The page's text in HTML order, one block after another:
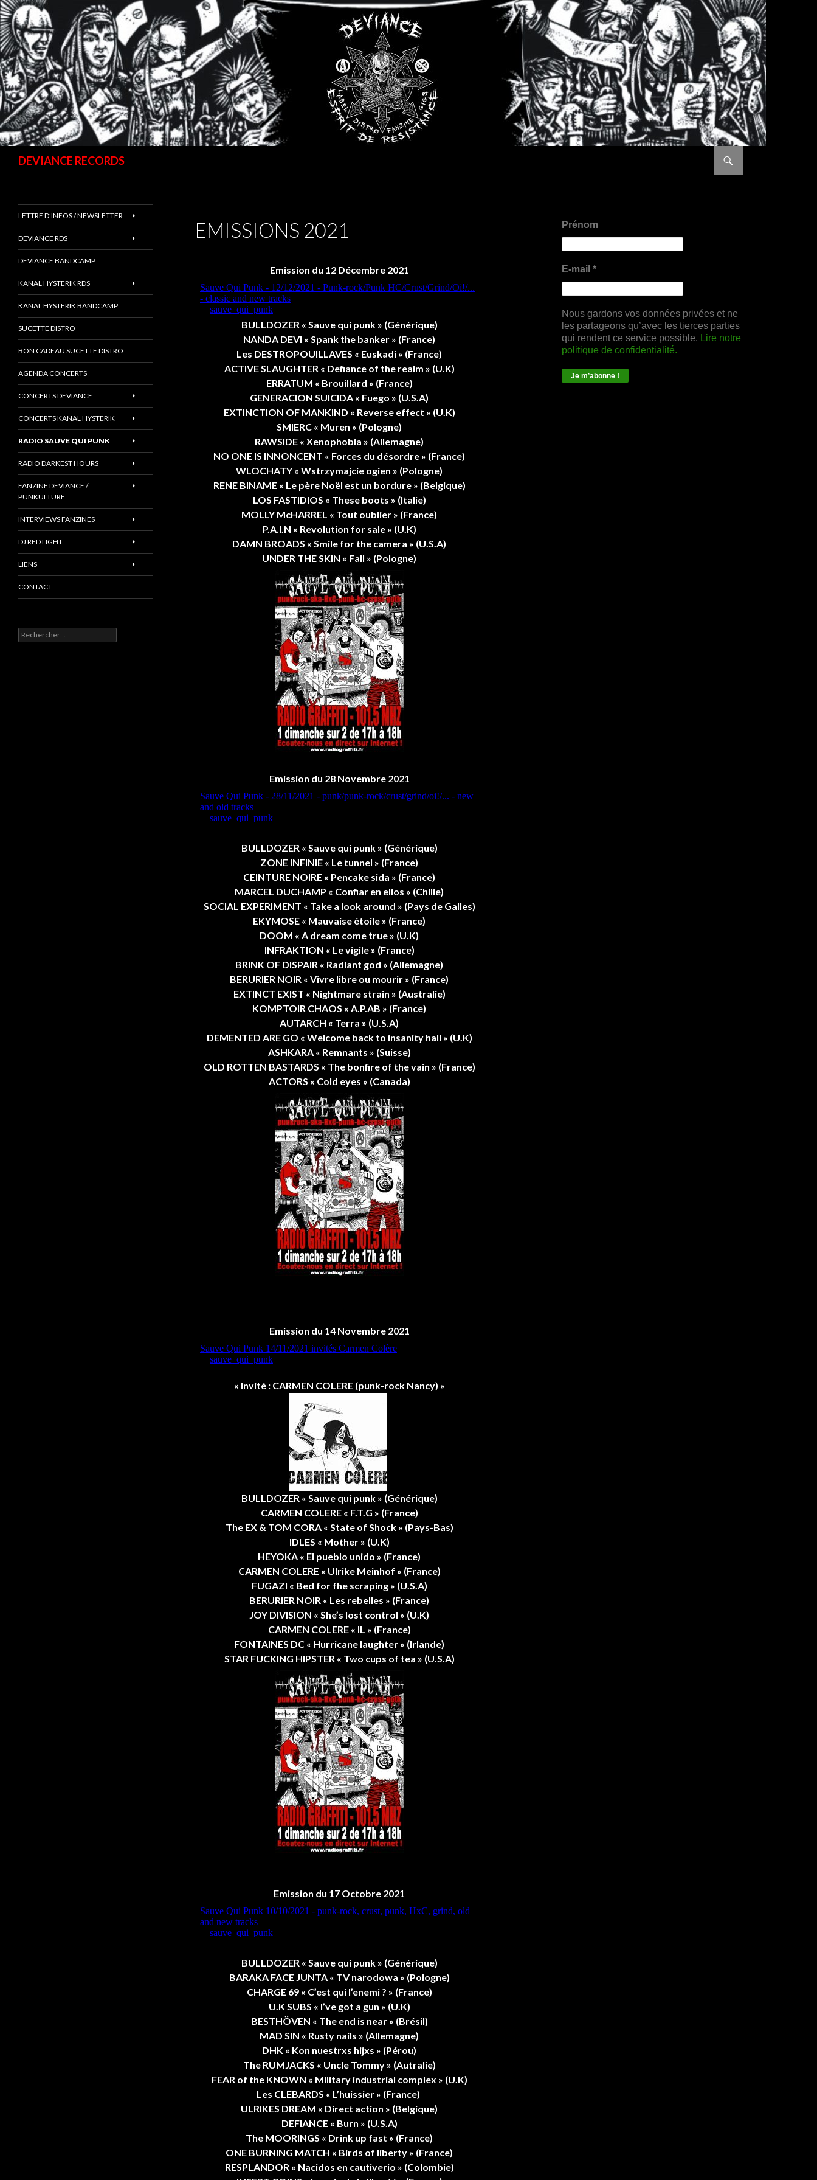
DEVIANCE RECORDS
EMISSIONS 2021
Emission du 12 Décembre 2021
BULLDOZER « Sauve qui punk » (Générique)
NANDA DEVI « Spank the banker » (France)
Les DESTROPOUILLAVES « Euskadi » (France)
ACTIVE SLAUGHTER « Defiance of the realm » (U.K)
ERRATUM « Brouillard » (France)
GENERACION SUICIDA « Fuego » (U.S.A)
EXTINCTION OF MANKIND « Reverse effect » (U.K)
SMIERC « Muren » (Pologne)
RAWSIDE « Xenophobia » (Allemagne)
NO ONE IS INNONCENT « Forces du désordre » (France)
WLOCHATY « Wstrzymajcie ogien » (Pologne)
RENE BINAME « Le père Noël est un bordure » (Belgique)
LOS FASTIDIOS « These boots » (Italie)
MOLLY McHARREL « Tout oublier » (France)
P.A.I.N « Revolution for sale » (U.K)
DAMN BROADS « Smile for the camera » (U.S.A)
UNDER THE SKIN « Fall » (Pologne)
Emission du 28 Novembre 2021
BULLDOZER « Sauve qui punk » (Générique)
ZONE INFINIE « Le tunnel » (France)
CEINTURE NOIRE « Pencake sida » (France)
MARCEL DUCHAMP « Confiar en elios » (Chilie)
SOCIAL EXPERIMENT « Take a look around » (Pays de Galles)
EKYMOSE « Mauvaise étoile » (France)
DOOM « A dream come true » (U.K)
INFRAKTION « Le vigile » (France)
BRINK OF DISPAIR « Radiant god » (Allemagne)
BERURIER NOIR « Vivre libre ou mourir » (France)
EXTINCT EXIST « Nightmare strain » (Australie)
KOMPTOIR CHAOS « A.P.AB » (France)
AUTARCH « Terra » (U.S.A)
DEMENTED ARE GO « Welcome back to insanity hall » (U.K)
ASHKARA « Remnants » (Suisse)
OLD ROTTEN BASTARDS « The bonfire of the vain » (France)
ACTORS « Cold eyes » (Canada)
Emission du 14 Novembre 2021
« Invité : CARMEN COLERE (punk-rock Nancy) »
BULLDOZER « Sauve qui punk » (Générique)
CARMEN COLERE « F.T.G » (France)
The EX & TOM CORA « State of Shock » (Pays-Bas)
IDLES « Mother » (U.K)
HEYOKA « El pueblo unido » (France)
CARMEN COLERE « Ulrike Meinhof » (France)
FUGAZI « Bed for fhe scraping » (U.S.A)
BERURIER NOIR « Les rebelles » (France)
JOY DIVISION « She’s lost control » (U.K)
CARMEN COLERE « IL » (France)
FONTAINES DC « Hurricane laughter » (Irlande)
STAR FUCKING HIPSTER « Two cups of tea » (U.S.A)
Emission du 17 Octobre 2021
BULLDOZER « Sauve qui punk » (Générique)
BARAKA FACE JUNTA « TV narodowa » (Pologne)
CHARGE 69 « C’est qui l’enemi ? » (France)
U.K SUBS « I’ve got a gun » (U.K)
BESTHÖVEN « The end is near » (Brésil)
MAD SIN « Rusty nails » (Allemagne)
DHK « Kon nuestrxs hijxs » (Pérou)
The RUMJACKS « Uncle Tommy » (Autralie)
FEAR of the KNOWN « Military industrial complex » (U.K)
Les CLEBARDS « L’huissier » (France)
ULRIKES DREAM « Direct action » (Belgique)
DEFIANCE « Burn » (U.S.A)
The MOORINGS « Drink up fast » (France)
ONE BURNING MATCH « Birds of liberty » (France)
RESPLANDOR « Nacidos en cautiverio » (Colombie)
Prénom
E-mail *
Nous gardons vos données privées et ne
les partageons qu’avec les tierces parties
qui rendent ce service possible. Lire notre
politique de confidentialité.
LETTRE D’INFOS / NEWSLETTER
DEVIANCE RDS
DEVIANCE BANDCAMP
KANAL HYSTERIK RDS
KANAL HYSTERIK BANDCAMP
SUCETTE DISTRO
BON CADEAU SUCETTE DISTRO
AGENDA CONCERTS
CONCERTS DEVIANCE
CONCERTS KANAL HYSTERIK
RADIO SAUVE QUI PUNK
RADIO DARKEST HOURS
FANZINE DEVIANCE /
PUNKULTURE
INTERVIEWS FANZINES
DJ RED LIGHT
LIENS
CONTACT
Rechercher :